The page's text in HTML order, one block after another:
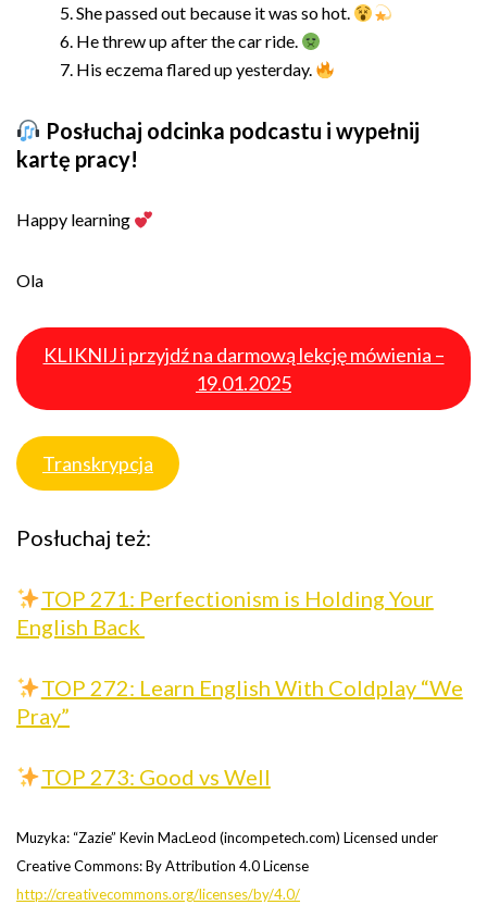
She passed out because it was so hot.
He threw up after the car ride.
His eczema flared up yesterday.
Posłuchaj odcinka podcastu i wypełnij
kartę pracy!
Happy learning
Ola
KLIKNIJ i przyjdź na darmową lekcję mówienia –
19.01.2025
Transkrypcja
Posłuchaj też:
TOP 271: Perfectionism is Holding Your
English Back
TOP 272: Learn English With Coldplay “We
Pray”
TOP 273: Good vs Well
Muzyka: “Zazie” Kevin MacLeod (incompetech.com) Licensed under
Creative Commons: By Attribution 4.0 License
http://creativecommons.org/licenses/by/4.0/